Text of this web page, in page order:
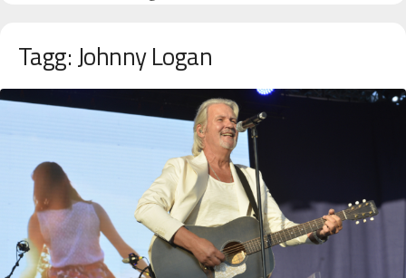
Tagg: Johnny Logan